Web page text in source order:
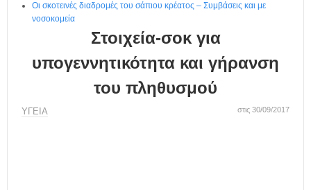
Οι σκοτεινές διαδρομές του σάπιου κρέατος – Συμβάσεις και με
νοσοκομεία
Στοιχεία-σοκ για
υπογεννητικότητα και γήρανση
του πληθυσμού
ΥΓΕΙΑ στις 30/09/2017